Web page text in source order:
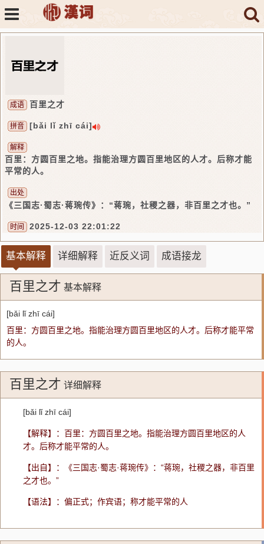
成语 百里之才
拼音 [bǎi lǐ zhī cái]
解释
百里：方圆百里之地。指能治理方圆百里地区的人才。后称才能
平常的人。
出处
《三国志·蜀志·蒋琬传》：“蒋琬，社稷之器，非百里之才也。”
时间 2025-12-03 22:01:22
基本解释 详细解释 近反义词 成语接龙
百里之才 基本解释
[bǎi lǐ zhī cái]
百里：方圆百里之地。指能治理方圆百里地区的人才。后称才能平常
的人。
百里之才 详细解释
[bǎi lǐ zhī cái]
【解释】：百里：方圆百里之地。指能治理方圆百里地区的人
才。后称才能平常的人。
【出自】：《三国志·蜀志·蒋琬传》：“蒋琬，社稷之器，非百里
之才也。”
【语法】：偏正式；作宾语；称才能平常的人